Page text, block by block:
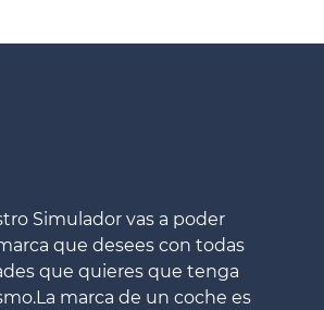
Simulador vas a poder
que desees con todas
que quieres que tenga
marca de un coche es